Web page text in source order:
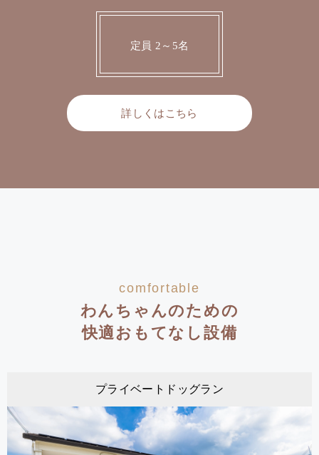
定員 2～5名
詳しくはこちら
comfortable
わんちゃんのための
快適おもてなし設備
プライベートドッグラン